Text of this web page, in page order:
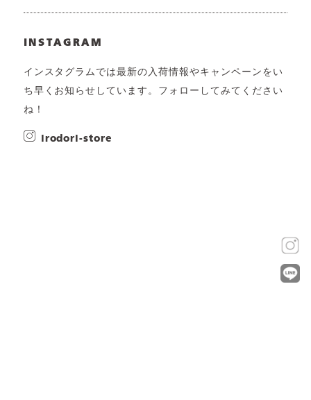
INSTAGRAM
インスタグラムでは最新の入荷情報やキャンペーンをい
ち早くお知らせしています。フォローしてみてください
ね！
irodori-store